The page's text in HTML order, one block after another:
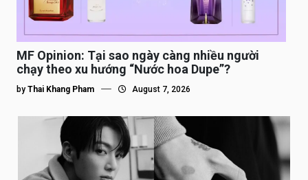
MF Opinion: Tại sao ngày càng nhiều người
chạy theo xu hướng “Nước hoa Dupe”?
by Thai Khang Pham August 7, 2026